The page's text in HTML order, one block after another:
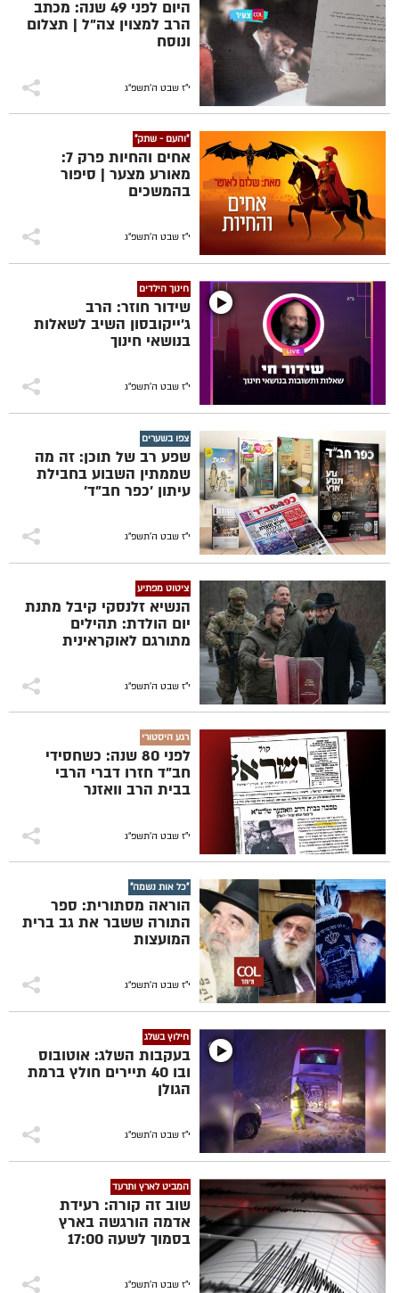
היום לפני 49 שנה: מכתב
הרב למצוין צה"ל | תצלום
ונוסח
י"ז שבט ה׳תשפ״ג
"והעם - שתק"
אחים והחיות פרק 7:
מאורע מצער | סיפור
בהמשכים
י"ז שבט ה׳תשפ״ג
חינוך הילדים
שידור חוזר: הרב
ג'ייקובסון השיב לשאלות
בנושאי חינוך
י"ז שבט ה׳תשפ״ג
צפו בשערים
שפע רב של תוכן: זה מה
שממתין השבוע בחבילת
עיתון 'כפר חב"ד'
י"ז שבט ה׳תשפ״ג
ציטוט מפתיע
הנשיא זלנסקי קיבל מתנת
יום הולדת: תהילים
מתורגם לאוקראינית
י"ז שבט ה׳תשפ״ג
רגע היסטורי
לפני 80 שנה: כשחסידי
חב"ד חזרו דברי הרבי
בבית הרב וואזנר
י"ז שבט ה׳תשפ״ג
"כל אות נשמה"
הוראה מסתורית: ספר
התורה ששבר את גב ברית
המועצות
י"ז שבט ה׳תשפ״ג
חילוץ בשלג
בעקבות השלג: אוטובוס
ובו 40 תיירים חולץ ברמת
הגולן
י"ז שבט ה׳תשפ״ג
המביט לארץ ותרעד
שוב זה קורה: רעידת
אדמה הורגשה בארץ
בסמוך לשעה 17:00
י"ז שבט ה׳תשפ״ג